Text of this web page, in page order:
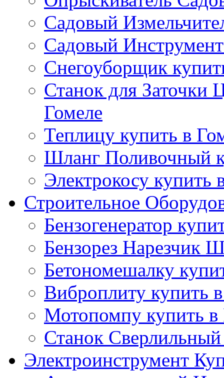
Садовый
Садовый
Снегоуборщик
Станок для Заточки
Гомеле
Теплицу купить в
Шланг Поливочный
Электрокосу купить
Строительное
Бензогенератор
Бензорез Нарезчик
Бетономешалку
Виброплиту купить
Мотопомпу купить в
Станок
Электроинструмент